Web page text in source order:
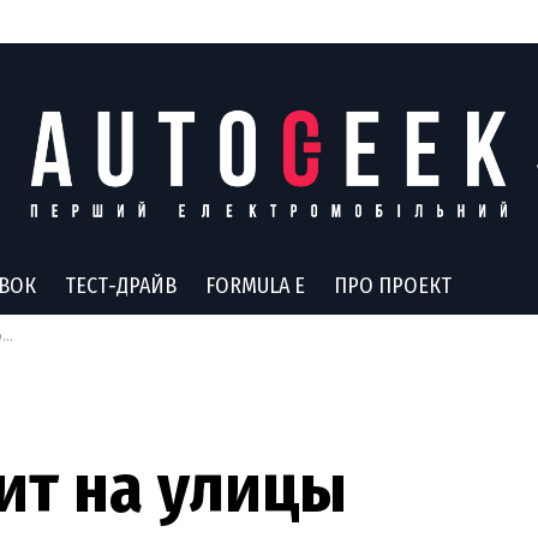
ТЕСТ-ДРАЙВ FORMULA E ПРО ПРОЕКТ
на улицы